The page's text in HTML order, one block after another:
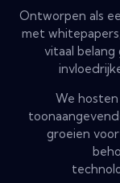
Ontworpen als
met
vitaal
We hosten
groeien